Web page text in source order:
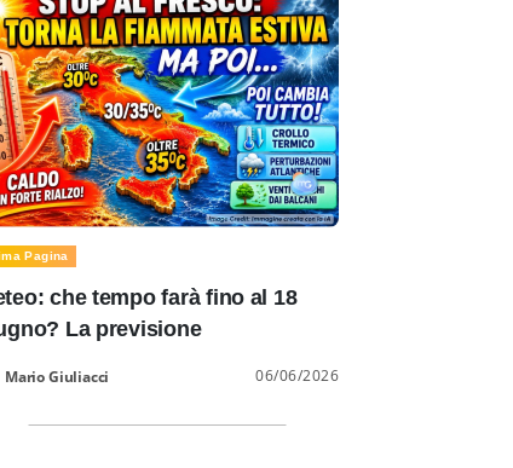
Pagina
che tempo farà fino al 18
La previsione
Mario Giuliacci 06/06/2026